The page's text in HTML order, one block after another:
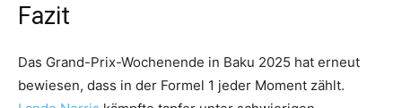
Fazit
Das Grand-Prix-Wochenende in Baku 2025 hat erneut
bewiesen, dass in der Formel 1 jeder Moment zählt.